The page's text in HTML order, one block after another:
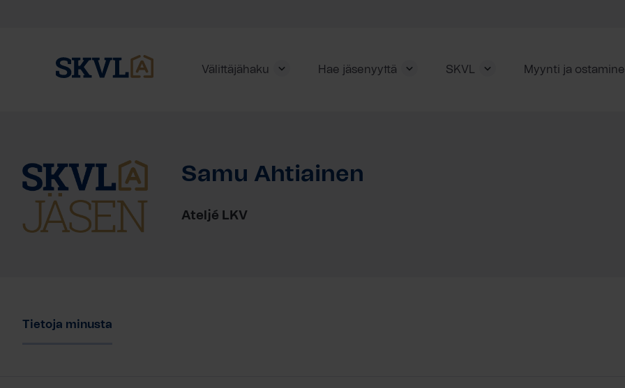
Välittäjähaku Hae jäsenyyttä SKVL Myynti ja
Samu Ahtiainen
Ateljé LKV
Tietoja minusta